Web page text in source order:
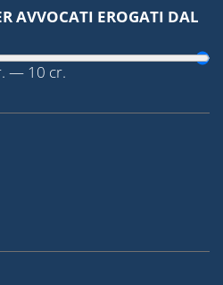
AVVOCATI EROGATI DAL
— 10 cr.